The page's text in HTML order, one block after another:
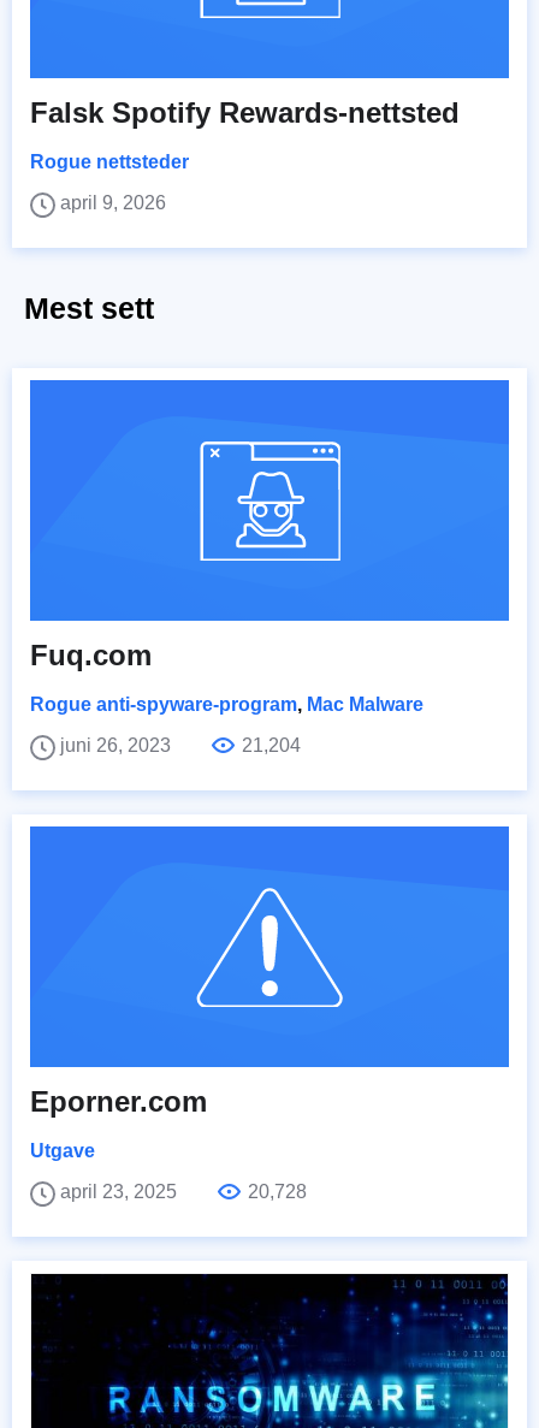
Falsk Spotify Rewards-nettsted
Rogue nettsteder
april 9, 2026
Mest sett
Fuq.com
Rogue anti-spyware-program, Mac Malware
juni 26, 2023
21,204
Eporner.com
Utgave
april 23, 2025
20,728